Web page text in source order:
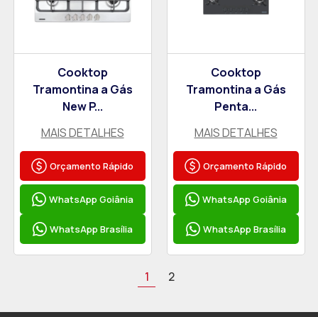
Cooktop
Tramontina a Gás
New P...
MAIS DETALHES
Orçamento Rápido
WhatsApp Goiânia
WhatsApp Brasília
Cooktop
Tramontina a Gás
Penta...
MAIS DETALHES
Orçamento Rápido
WhatsApp Goiânia
WhatsApp Brasília
1 2